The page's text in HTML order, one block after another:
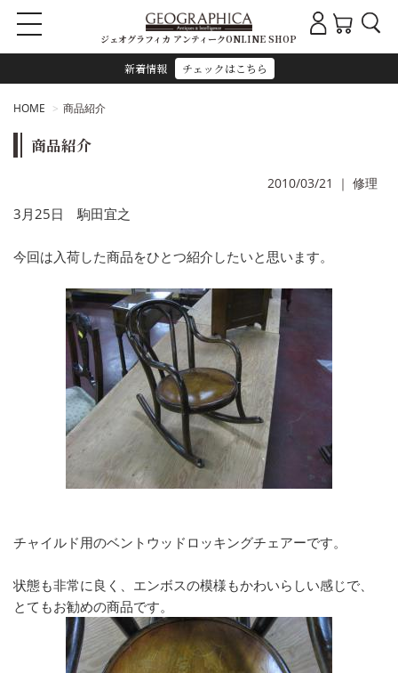
新着情報 チェックはこちら
ジェオグラフィカ アンティークONLINE SHOP
HOME 商品紹介
商品紹介
2010/03/21 ｜ 修理
3月25日 駒田宜之
今回は入荷した商品をひとつ紹介したいと思います。
チャイルド用のベントウッドロッキングチェアーです。
状態も非常に良く、エンボスの模様もかわいらしい感じで、
とてもお勧めの商品です。